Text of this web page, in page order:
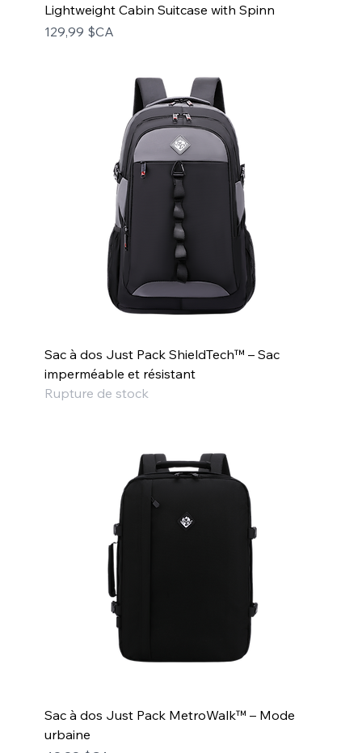
Lightweight Cabin Suitcase with Spinn
Prix
129,99 $CA
Sac à dos Just Pack ShieldTech™ – Sac
imperméable et résistant
Rupture de stock
Sac à dos Just Pack MetroWalk™ – Mode
urbaine